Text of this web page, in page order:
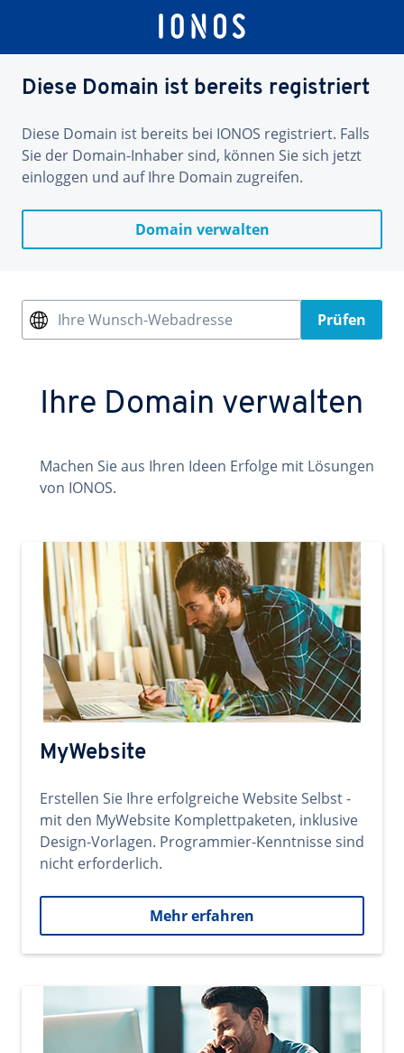
Diese Domain ist bereits registriert
Diese Domain ist bereits bei IONOS registriert. Falls
Sie der Domain-Inhaber sind, können Sie sich jetzt
einloggen und auf Ihre Domain zugreifen.
Domain verwalten
Ihre Wunsch-Webadresse Prüfen
Ihre Domain verwalten
Machen Sie aus Ihren Ideen Erfolge mit Lösungen
von IONOS.
MyWebsite
Erstellen Sie Ihre erfolgreiche Website Selbst -
mit den MyWebsite Komplettpaketen, inklusive
Design-Vorlagen. Programmier-Kenntnisse sind
nicht erforderlich.
Mehr erfahren